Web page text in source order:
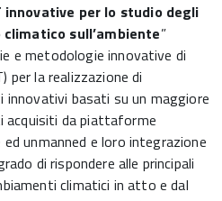
innovative per lo studio degli
sull’ambiente”
e metodologie innovative di
per la realizzazione di
basati su un maggiore
acquisiti da piattaforme
unmanned e loro integrazione
di rispondere alle principali
climatici in atto e dal